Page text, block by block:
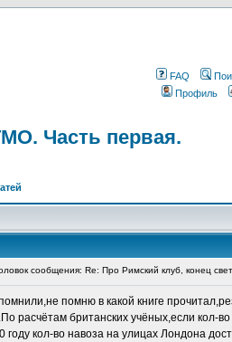
FAQ
Профиль
Часть первая.
сообщения: Re: Про Римский клуб, конец
помню в какой книге
расчётам британских учёных,если кол-
году кол-во навоза на улицах Лондона